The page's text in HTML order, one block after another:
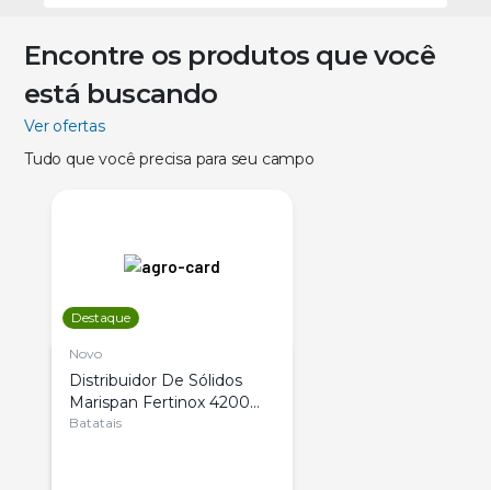
Encontre os produtos que você
está buscando
Ver ofertas
Tudo que você precisa para seu campo
Destaque
Novo
Distribuidor De Sólidos
Marispan Fertinox 4200
Citrus
Batatais